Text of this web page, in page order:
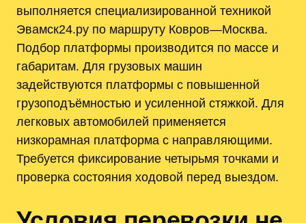
выполняется специализированной техникой
Эвамск24.ру по маршруту Ковров—Москва.
Подбор платформы производится по массе и
габаритам. Для грузовых машин
задействуются платформы с повышенной
грузоподъёмностью и усиленной стяжкой. Для
легковых автомобилей применяется
низкорамная платформа с направляющими.
Требуется фиксирование четырьмя точками и
проверка состояния ходовой перед выездом.